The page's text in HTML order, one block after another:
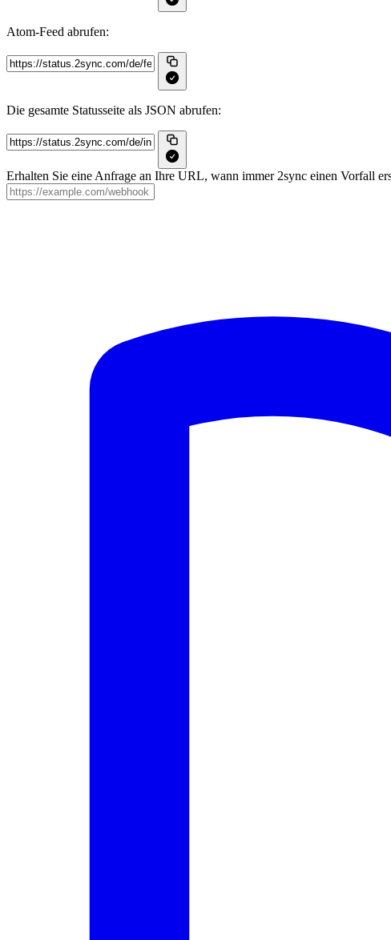
Atom‑Feed abrufen:
Die gesamte Statusseite als JSON abrufen:
Erhalten Sie eine Anfrage an Ihre URL, wann immer 2sync einen Vorfall